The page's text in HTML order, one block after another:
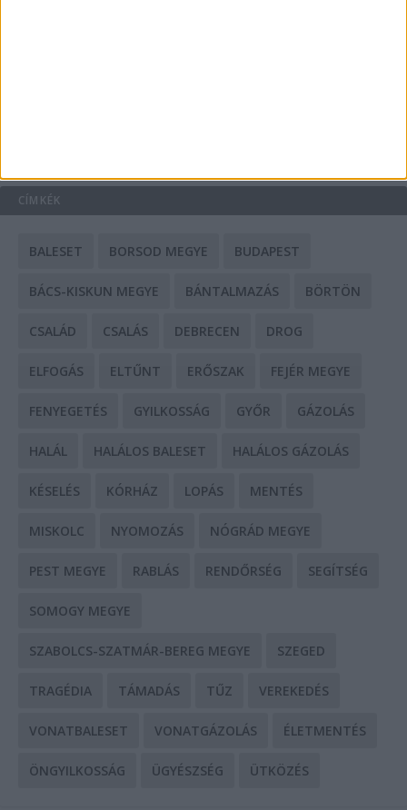
CÍMKÉK
BALESET BORSOD MEGYE BUDAPEST
BÁCS-KISKUN MEGYE BÁNTALMAZÁS BÖRTÖN
CSALÁD CSALÁS DEBRECEN DROG
ELFOGÁS ELTŰNT ERŐSZAK FEJÉR MEGYE
FENYEGETÉS GYILKOSSÁG GYŐR GÁZOLÁS
HALÁL HALÁLOS BALESET HALÁLOS GÁZOLÁS
KÉSELÉS KÓRHÁZ LOPÁS MENTÉS
MISKOLC NYOMOZÁS NÓGRÁD MEGYE
PEST MEGYE RABLÁS RENDŐRSÉG SEGÍTSÉG
SOMOGY MEGYE
SZABOLCS-SZATMÁR-BEREG MEGYE SZEGED
TRAGÉDIA TÁMADÁS TŰZ VEREKEDÉS
VONATBALESET VONATGÁZOLÁS ÉLETMENTÉS
ÖNGYILKOSSÁG ÜGYÉSZSÉG ÜTKÖZÉS